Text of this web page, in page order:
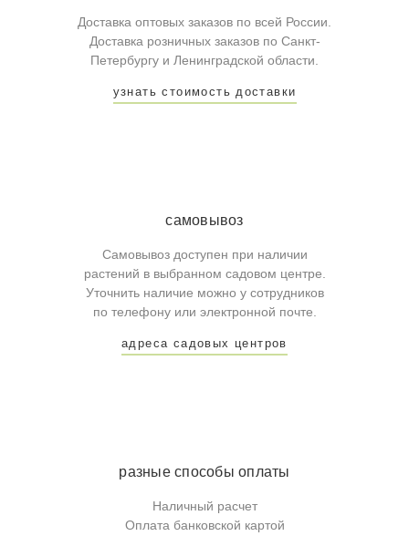
Доставка оптовых заказов по всей России.
Доставка розничных заказов по Санкт-
Петербургу и Ленинградской области.
узнать стоимость доставки
самовывоз
Самовывоз доступен при наличии
растений в выбранном садовом центре.
Уточнить наличие можно у сотрудников
по телефону или электронной почте.
адреса садовых центров
разные способы оплаты
Наличный расчет
Оплата банковской картой